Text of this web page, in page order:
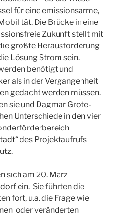
für eine emissionsarme,
Die Brücke in eine
Zukunft stellt mit
größte Herausforderung
Lösung Strom sein.
benötigt und
als in der Vergangenheit
gedacht werden müssen.
sie und Dagmar Grote-
Unterschiede in den vier
“ des Projektaufrufs
sich am 20. März
ein. Sie führten die
fort, u.a. die Frage wie
oder veränderten